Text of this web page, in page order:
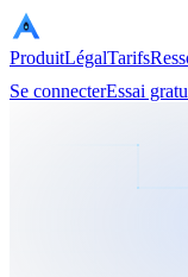
ProduitLégalTarifs
Se connecterEssai